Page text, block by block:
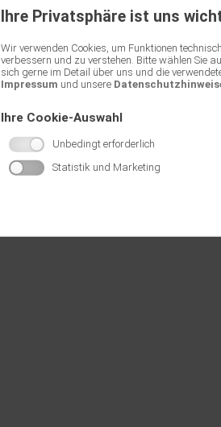
Ihre Privatsphäre ist uns
Wir verwenden Cookies, um Funktionen
verbessern und zu verstehen. Bitte wählen Sie
sich gerne im Detail über uns und die
Impressum und unsere
Ihre Cookie-Auswahl
Unbedingt erforderlich
Statistik und Marketing